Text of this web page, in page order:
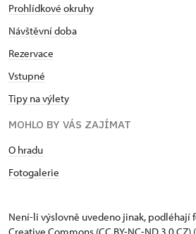
Prohlídkové okruhy
Návštěvní doba
Rezervace
Vstupné
Tipy na výlety
MOHLO BY VÁS ZAJÍMAT
O hradu
Fotogalerie
Není-li výslovně uvedeno jinak, podléhají